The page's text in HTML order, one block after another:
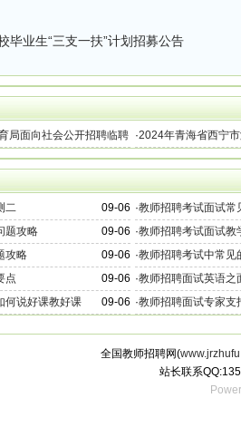
毕业生“三支一扶”计划招募公告
局面向社会公开招聘临聘 ·2024年青海省西宁
聘教师公告
09-06
二 ·教师招聘考试面试常
09-06
题攻略 ·教师招聘考试面试教
09-06
攻略 ·教师招聘考试中常见
09-06
点 ·教师招聘面试英语之
09-06
何说好课教好课 ·教师招聘面试专家支
全国教师招聘网(
站长联系